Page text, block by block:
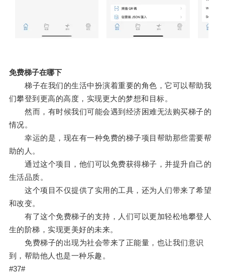
免费梯子在哪下
梯子在我们的生活中扮演着重要的角色，它可以帮助我
们攀登到更高的高度，实现更大的梦想和目标。
然而，有时候我们可能会遇到经济困难无法购买梯子的
情况。
幸运的是，现在有一种免费的梯子项目帮助那些需要帮
助的人。
通过这个项目，他们可以免费获得梯子，并提升自己的
生活品质。
这个项目不仅提供了实用的工具，还为人们带来了希望
和改变。
有了这个免费梯子的支持，人们可以更加轻松地攀登人
生的阶梯，实现更美好的未来。
免费梯子的出现为社会带来了正能量，也让我们意识
到，帮助他人也是一种乐趣。
#37#